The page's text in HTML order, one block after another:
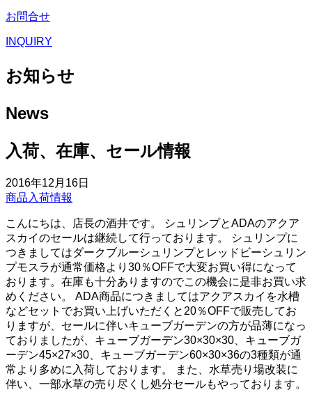
お問合せ
INQUIRY
お知らせ
News
入荷、在庫、セール情報
2016年12月16日
商品入荷情報
こんにちは、店長の酒井です。 シュリンプとADAのアクア
スカイのセールは継続して行っております。 シュリンプに
つきましてはダークブルーシュリンプとレッドビーシュリン
プモスラが通常価格より30％OFFで大変お買い得になって
おります。在庫も十分ありますのでこの機会に是非お買い求
めください。 ADA商品につきましてはアクアスカイを水槽
などセットでお買い上げいただくと20％OFFで販売してお
りますが、セールに伴いキューブガーデンの方が品薄になっ
ておりましたが、キューブガーデン30×30×30、キューブガ
ーデン45×27×30、キューブガーデン60×30×36の3種類が通
常より多めに入荷しております。 また、水草売り場改装に
伴い、一部水草の売り尽くし処分セールもやっております。